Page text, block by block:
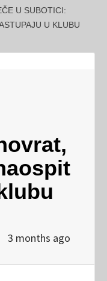
U SUBOTICI:
U KLUBU
3 months ago